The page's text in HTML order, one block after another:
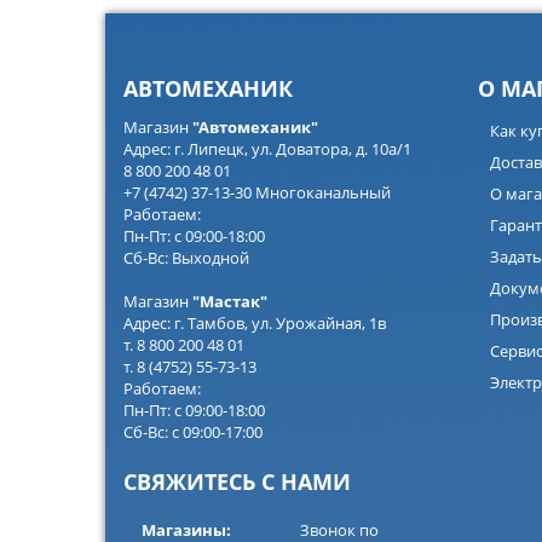
АВТОМЕХАНИК
Магазин"Автомеханик"
Адрес: г. Липецк, ул. Доватора, д. 10а/1
8 800 200 48 01
+7 (4742) 37-13-30 Многоканальный
Работаем:
Пн-Пт: с 09:00-18:00
Сб-Вс: Выходной
Магазин "Мастак"
Адрес: г. Тамбов, ул. Урожайная, 1в
т. 8 800 200 48 01
т. 8 (4752) 55-73-13
Работаем:
Пн-Пт: с 09:00-18:00
Сб-Вс: с 09:00-17:00
СВЯЖИТЕСЬ С НАМИ
Магазины: Звонок по
О
Как
О
Сервис